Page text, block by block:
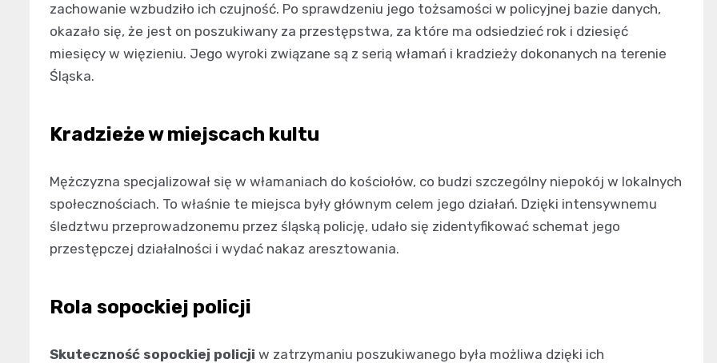
zachowanie wzbudziło ich czujność. Po sprawdzeniu jego tożsamości w policyjnej bazie danych,
okazało się, że jest on poszukiwany za przestępstwa, za które ma odsiedzieć rok i dziesięć
miesięcy w więzieniu. Jego wyroki związane są z serią włamań i kradzieży dokonanych na terenie
Śląska.
Kradzieże w miejscach kultu
Mężczyzna specjalizował się w włamaniach do kościołów, co budzi szczególny niepokój w lokalnych
społecznościach. To właśnie te miejsca były głównym celem jego działań. Dzięki intensywnemu
śledztwu przeprowadzonemu przez śląską policję, udało się zidentyfikować schemat jego
przestępczej działalności i wydać nakaz aresztowania.
Rola sopockiej policji
Skuteczność sopockiej policji w zatrzymaniu poszukiwanego była możliwa dzięki ich